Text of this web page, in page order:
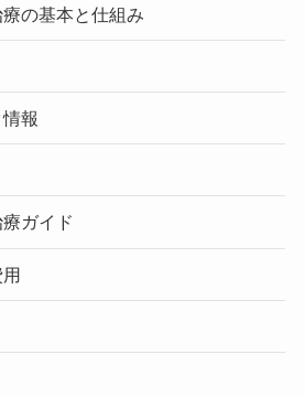
の基本と仕組み
報
ガイド